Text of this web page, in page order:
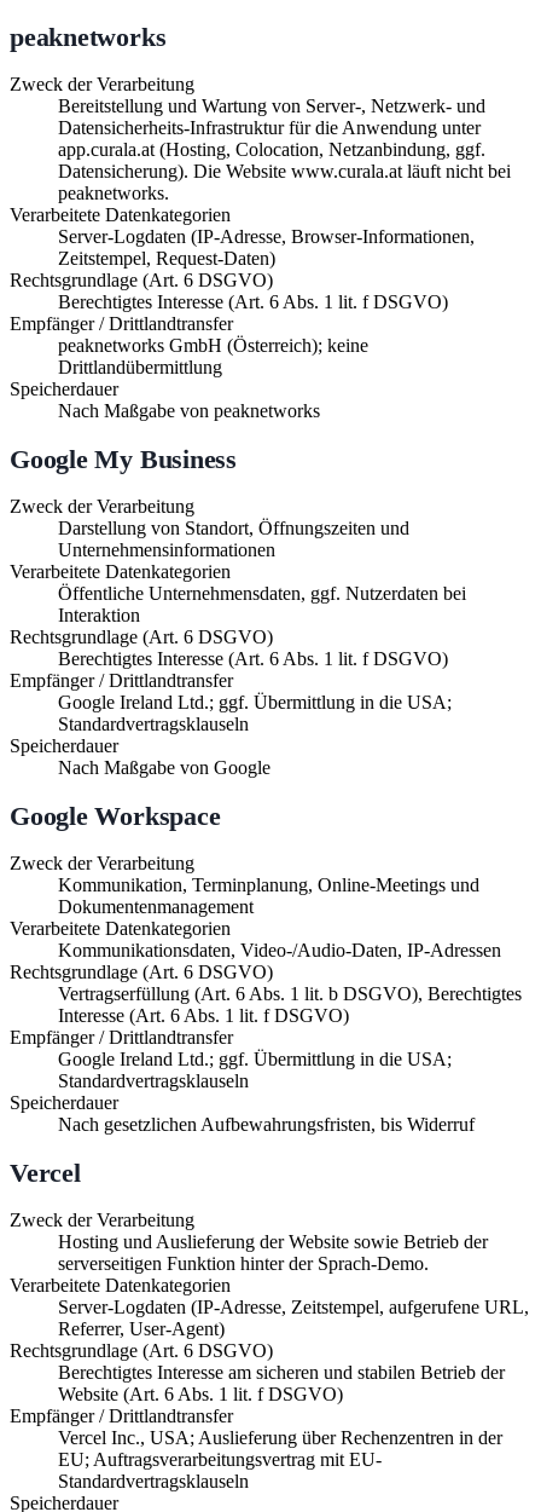
peaknetworks
Zweck der Verarbeitung
Bereitstellung und Wartung von Server-, Netzwerk- und
Datensicherheits-Infrastruktur für die Anwendung unter
app.curala.at (Hosting, Colocation, Netzanbindung, ggf.
Datensicherung). Die Website www.curala.at läuft nicht bei
peaknetworks.
Verarbeitete Datenkategorien
Server-Logdaten (IP-Adresse, Browser-Informationen,
Zeitstempel, Request-Daten)
Rechtsgrundlage (Art. 6 DSGVO)
Berechtigtes Interesse (Art. 6 Abs. 1 lit. f DSGVO)
Empfänger / Drittlandtransfer
peaknetworks GmbH (Österreich); keine
Drittlandübermittlung
Speicherdauer
Nach Maßgabe von peaknetworks
Google My Business
Zweck der Verarbeitung
Darstellung von Standort, Öffnungszeiten und
Unternehmensinformationen
Verarbeitete Datenkategorien
Öffentliche Unternehmensdaten, ggf. Nutzerdaten bei
Interaktion
Rechtsgrundlage (Art. 6 DSGVO)
Berechtigtes Interesse (Art. 6 Abs. 1 lit. f DSGVO)
Empfänger / Drittlandtransfer
Google Ireland Ltd.; ggf. Übermittlung in die USA;
Standardvertragsklauseln
Speicherdauer
Nach Maßgabe von Google
Google Workspace
Zweck der Verarbeitung
Kommunikation, Terminplanung, Online-Meetings und
Dokumentenmanagement
Verarbeitete Datenkategorien
Kommunikationsdaten, Video-/Audio-Daten, IP-Adressen
Rechtsgrundlage (Art. 6 DSGVO)
Vertragserfüllung (Art. 6 Abs. 1 lit. b DSGVO), Berechtigtes
Interesse (Art. 6 Abs. 1 lit. f DSGVO)
Empfänger / Drittlandtransfer
Google Ireland Ltd.; ggf. Übermittlung in die USA;
Standardvertragsklauseln
Speicherdauer
Nach gesetzlichen Aufbewahrungsfristen, bis Widerruf
Vercel
Zweck der Verarbeitung
Hosting und Auslieferung der Website sowie Betrieb der
serverseitigen Funktion hinter der Sprach-Demo.
Verarbeitete Datenkategorien
Server-Logdaten (IP-Adresse, Zeitstempel, aufgerufene URL,
Referrer, User-Agent)
Rechtsgrundlage (Art. 6 DSGVO)
Berechtigtes Interesse am sicheren und stabilen Betrieb der
Website (Art. 6 Abs. 1 lit. f DSGVO)
Empfänger / Drittlandtransfer
Vercel Inc., USA; Auslieferung über Rechenzentren in der
EU; Auftragsverarbeitungsvertrag mit EU-
Standardvertragsklauseln
Speicherdauer